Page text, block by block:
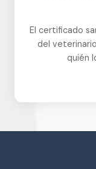
El certificado
del
quién